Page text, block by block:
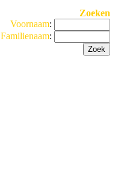
Zoeken
Voornaam:
Familienaam: